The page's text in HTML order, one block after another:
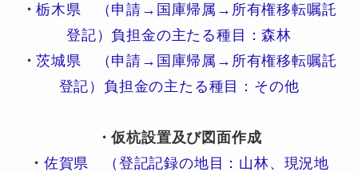
・栃木県 （申請→国庫帰属→所有権移転嘱託
登記）負担金の主たる種目：森林
・茨城県 （申請→国庫帰属→所有権移転嘱託
登記）負担金の主たる種目：その他
・仮杭設置及び図面作成
・ 佐賀県 （登記記録の地目：山林、現況地